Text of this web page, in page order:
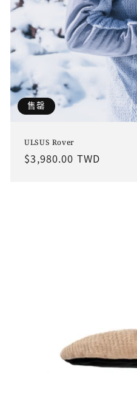
售罄
ULSUS Rover
定
$3,980.00 TWD